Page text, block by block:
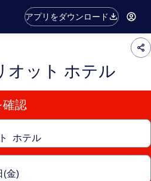
アプリをダウンロード
オット ホテル
確認